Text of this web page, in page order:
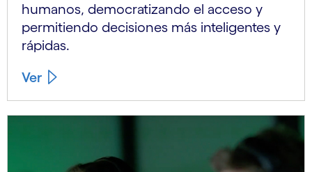
humanos, democratizando el acceso y
permitiendo decisiones más inteligentes y
rápidas.
Ver